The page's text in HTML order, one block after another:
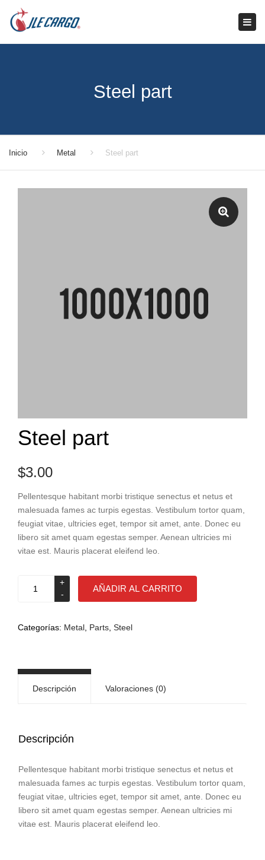
Steel part
Inicio Metal Steel part
Steel part
$3.00
Pellentesque habitant morbi tristique senectus et netus et
malesuada fames ac turpis egestas. Vestibulum tortor quam,
feugiat vitae, ultricies eget, tempor sit amet, ante. Donec eu
libero sit amet quam egestas semper. Aenean ultricies mi
vitae est. Mauris placerat eleifend leo.
AÑADIR AL CARRITO
Categorías: Metal Parts Steel
Descripción Valoraciones (0)
Descripción
Pellentesque habitant morbi tristique senectus et netus et
malesuada fames ac turpis egestas. Vestibulum tortor quam,
feugiat vitae, ultricies eget, tempor sit amet, ante. Donec eu
libero sit amet quam egestas semper. Aenean ultricies mi
vitae est. Mauris placerat eleifend leo.